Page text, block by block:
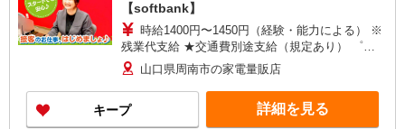
【softbank】
時給1400円〜1450円（経験・能力による） ※
残業代支給 ★交通費別途支給（規定あり） ゜
+゜・。○。・゜+゜・。○。・゜+゜ 入社祝い金10
万円支給(規定有) お友達を紹介頂くと, インセンテ
ィブ支給(規定有) ★月2回払い・週払い可能（規程
有）★ ゜・。○。・゜+゜・。○。・゜+゜
山口県周南市の家電量販店
キープ 詳細を見る